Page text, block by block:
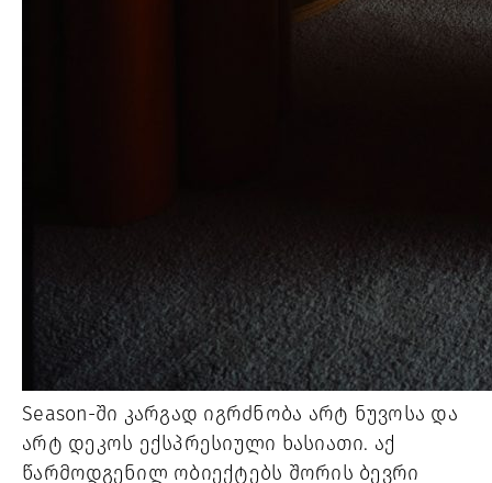
Season-ში კარგად იგრძნობა არტ ნუვოსა და
არტ დეკოს ექსპრესიული ხასიათი. აქ
წარმოდგენილ ობიექტებს შორის ბევრი